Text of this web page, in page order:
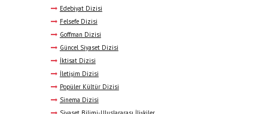
Edebiyat Dizisi
Felsefe Dizisi
Goffman Dizisi
Güncel Siyaset Dizisi
İktisat Dizisi
İletişim Dizisi
Popüler Kültür Dizisi
Sinema Dizisi